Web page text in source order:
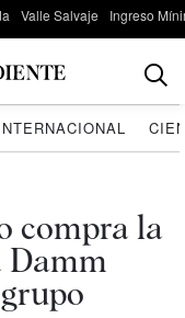
Valle Salvaje Ingreso
compra la
Damm